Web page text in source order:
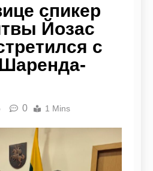
спикер
Йозас
с
0 1 Mins